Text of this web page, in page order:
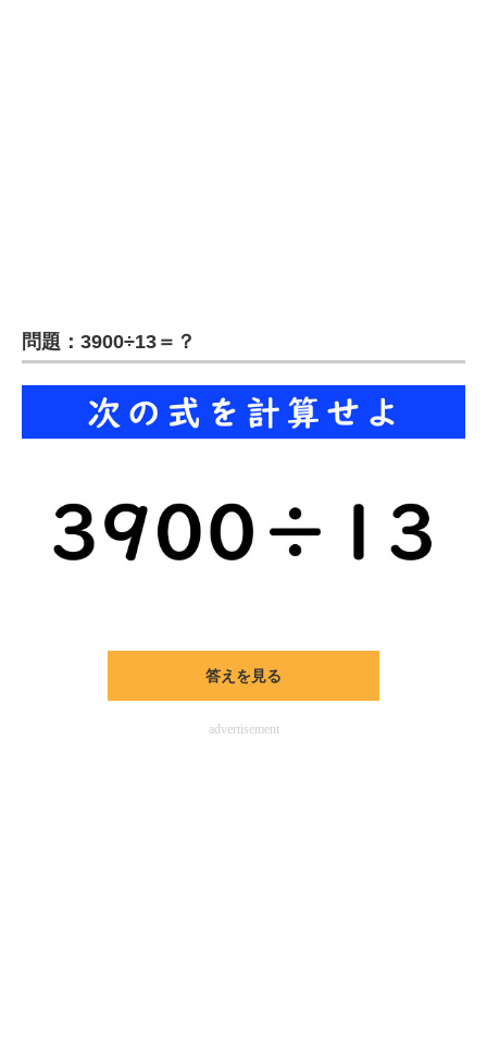
企業向けIT製品の総合サイト
IT製品の技術・比較・事例
モノづくり技術者専門サイト
エレクトロニクス専門サイト
建設×テクノロジーの最前線
ちょっと気になるネットの話題
問題：3900÷13＝？
答えを見る
advertisement